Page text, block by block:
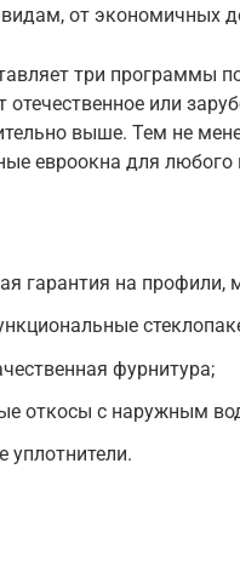
от экономичных
три программы
отечественное или
выше. Тем не
евроокна для
гарантия на профили,
фурнитура;
откосы с наружным
уплотнители.